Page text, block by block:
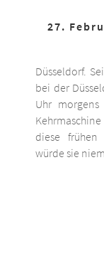
27.
Düsseldorf.
bei der
Uhr
diese frühen
würde sie